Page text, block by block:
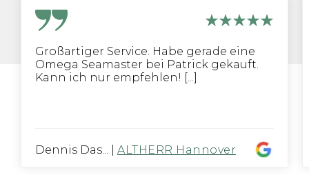
Großartiger Service. Habe gerade eine
Omega Seamaster bei Patrick gekauft.
Kann ich nur empfehlen! [...]
Dennis Das... ALTHERR Hannover